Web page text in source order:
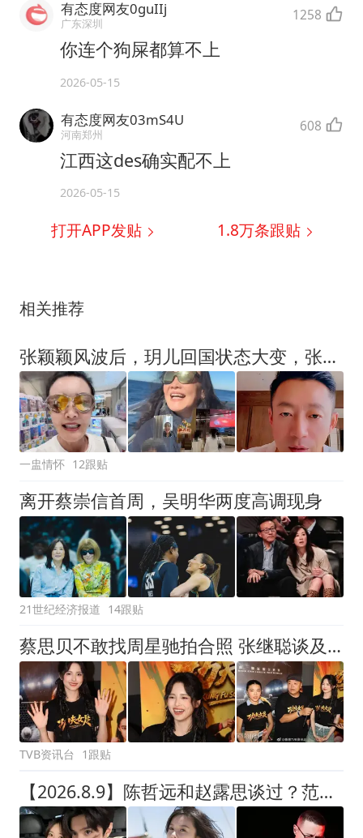
有态度网友0guIIj
广东深圳 1258
你连个狗屎都算不上
2026-05-15
有态度网友03mS4U
河南郑州 608
江西这des确实配不上
2026-05-15
打开APP发贴 1.8万条跟贴
相关推荐
张颖颖风波后，玥儿回国状态大变，张兰曝接班人猛料，小S表态
一盅情怀 12跟贴
离开蔡崇信首周，吴明华两度高调现身
21世纪经济报道 14跟贴
蔡思贝不敢找周星驰拍合照 张继聪谈及陈凯琳看戏风波：别人的事不评论
TVB资讯台 1跟贴
【2026.8.9】陈哲远和赵露思谈过？范丞丞跑了很多粉？Z薇和范BB谁更有钱？汪峰不给孩子买奢侈品？杨子珊的洁癖和强迫症？